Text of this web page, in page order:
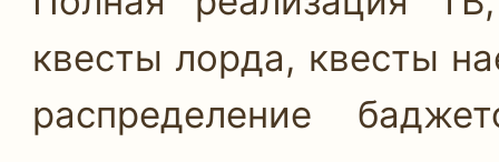
квесты лорда, квесты
распределение